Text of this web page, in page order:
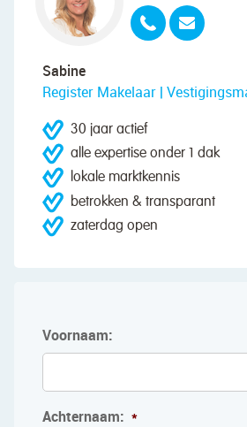
Sabine
Register Makelaar |
30 jaar actief
alle expertise onder 1 dak
lokale marktkennis
betrokken & transparant
zaterdag open
Voornaam:
Achternaam: *